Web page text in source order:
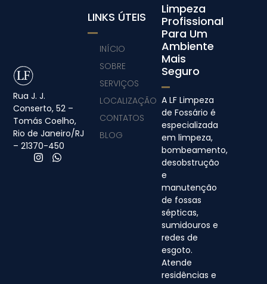
Rua J. J.
Conserto, 52 –
Tomás Coelho,
Rio de Janeiro/RJ
– 21370-450
Limpeza
Profissional
Para Um
Ambiente
Mais
Seguro
A LF Limpeza
de Fossário é
especializada
em limpeza,
bombeamento,
desobstrução
e
manutenção
de fossas
sépticas,
sumidouros e
redes de
esgoto.
Atende
residências e
LINKS ÚTEIS
INÍCIO
SOBRE
SERVIÇOS
LOCALIZAÇÃO
CONTATOS
BLOG